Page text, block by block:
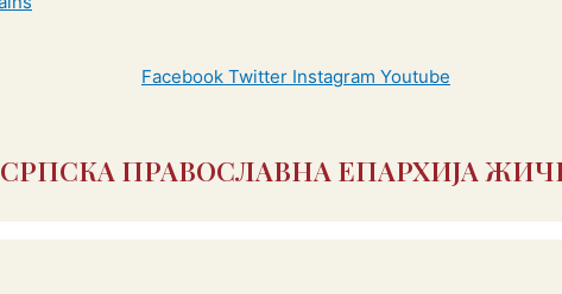
Facebook Twitter Instagram Youtube
СРПСКА ПРАВОСЛАВНА ЕПАРХИЈА